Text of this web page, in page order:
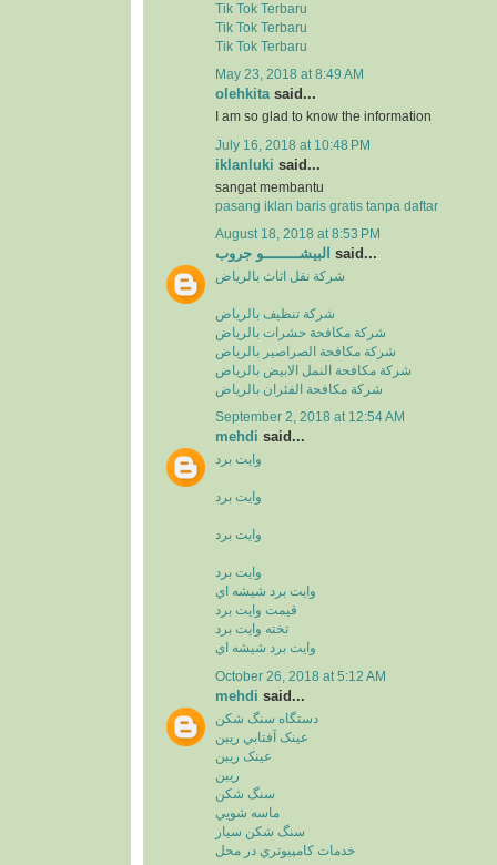
Tik Tok Terbaru
Tik Tok Terbaru
Tik Tok Terbaru
May 23, 2018 at 8:49 AM
olehkitasaid...
I am so glad to know the information
July 16, 2018 at 10:48 PM
iklanluki said...
sangat membantu
pasang iklan baris gratis tanpa daftar
August 18, 2018 at 8:53 PM
البيشــــــــو جروب said...
شركة نقل اثاث بالرياض
شركة تنظيف بالرياض
شركة مكافحة حشرات بالرياض
شركة مكافحة الصراصير بالرياض
شركة مكافحة النمل الابيض بالرياض
شركة مكافحة الفئران بالرياض
September 2, 2018 at 12:54 AM
mehdi said...
وايت برد
وايت برد
وايت برد
وايت برد
وايت برد شيشه اي
قيمت وايت برد
تخته وايت برد
وايت برد شيشه اي
October 26, 2018 at 5:12 AM
mehdi said...
دستگاه سنگ شکن
عينک آفتابي ريبن
عينک ريبن
ريبن
سنگ شکن
ماسه شويي
سنگ شکن سيار
خدمات کامپيوتري در محل